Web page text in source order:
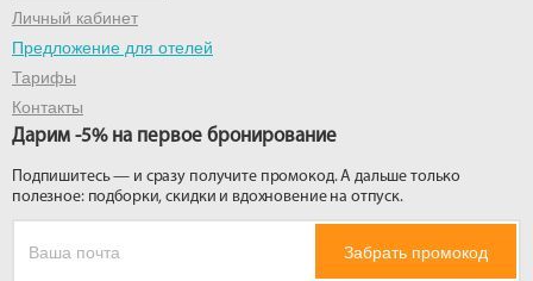
Личный кабинет
Предложение для отелей
Тарифы
Контакты
Дарим -5% на первое бронирование
Подпишитесь — и сразу получите промокод. А дальше только
полезное: подборки, скидки и вдохновение на отпуск.
Забрать промокод